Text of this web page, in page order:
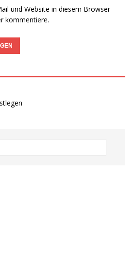
und Website in diesem Browser
kommentiere.